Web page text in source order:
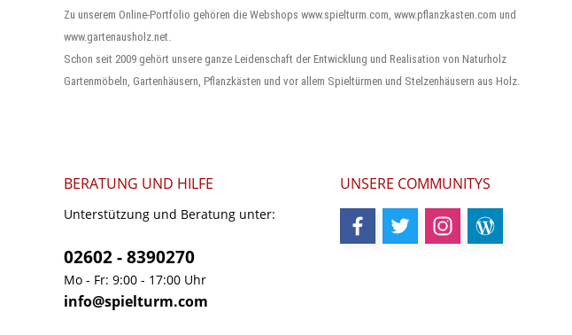
Zu unserem Online-Portfolio gehören die Webshops www.spielturm.com, www.pflanzkasten.com und
www.gartenausholz.net.
Schon seit 2009 gehört unsere ganze Leidenschaft der Entwicklung und Realisation von Naturholz
Gartenmöbeln, Gartenhäusern, Pflanzkästen und vor allem Spieltürmen und Stelzenhäusern aus Holz.
BERATUNG UND HILFE
Unterstützung und Beratung unter:
02602 - 8390270
Mo - Fr: 9:00 - 17:00 Uhr
info@spielturm.com
UNSERE COMMUNITYS